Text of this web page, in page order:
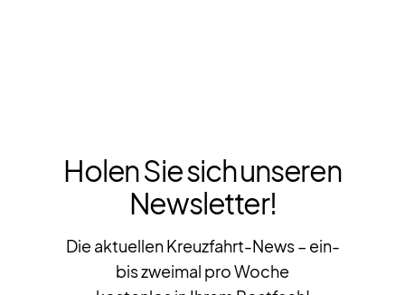
Holen Sie sich unseren
Newsletter!
Die aktuellen Kreuzfahrt-News – ein-
bis zweimal pro Woche